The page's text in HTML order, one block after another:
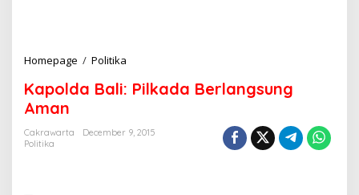
Homepage / Politika
d
Kapolda Bali: Pilkada Berlangsung
Aman
Cakrawarta
December 9, 2015
Politika